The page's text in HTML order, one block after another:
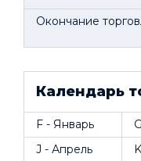
Окончание
Календарь
F - Январь
J - Апрель